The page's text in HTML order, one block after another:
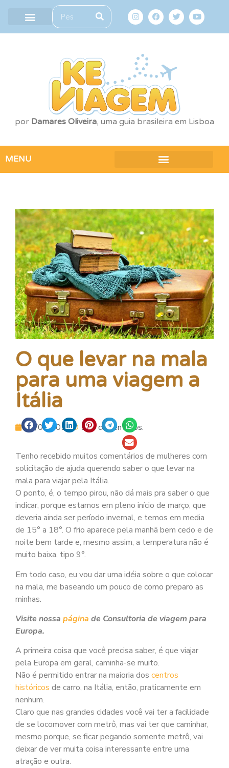
por Damares Oliveira, uma guia brasileira em Lisboa
MENU
O que levar na mala
para uma viagem a
Itália
14/03/2014 150 comentários.
Tenho recebido muitos comentários de mulheres com
solicitação de ajuda querendo saber o que levar na
mala para viajar pela Itália.
O ponto, é, o tempo pirou, não dá mais pra saber o que
indicar, porque estamos em pleno início de março, que
deveria ainda ser período invernal, e temos em media
de 15° a 18°. O frio aparece pela manhã bem cedo e de
noite bem tarde e, mesmo assim, a temperatura não é
muito baixa, tipo 9°.
Em todo caso, eu vou dar uma idéia sobre o que colocar
na mala, me baseando um pouco de como preparo as
minhas.
Visite nossa página de Consultoria de viagem para
Europa.
A primeira coisa que você precisa saber, é que viajar
pela Europa em geral, caminha-se muito.
Não é permitido entrar na maioria dos centros
históricos de carro, na Itália, então, praticamente em
nenhum.
Claro que nas grandes cidades você vai ter a facilidade
de se locomover com metrô, mas vai ter que caminhar,
mesmo porque, se ficar pegando somente metrô, vai
deixar de ver muita coisa interessante entre uma
atração e outra.